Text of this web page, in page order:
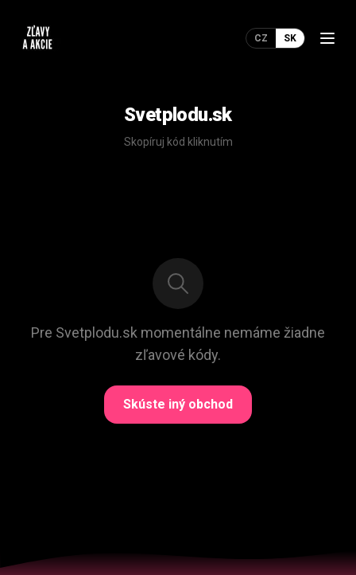
CZ SK
Svetplodu.sk
Skopíruj kód kliknutím
Pre Svetplodu.sk momentálne nemáme žiadne
zľavové kódy.
Skúste iný obchod